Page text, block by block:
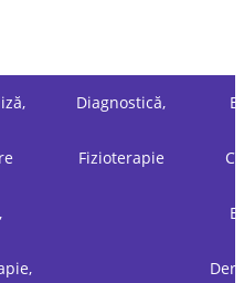
Diagnostică,
Fizioterapie